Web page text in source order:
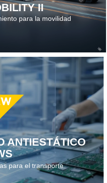
II
para la movilidad
ANTIESTÁTICO
para el transporte
· 2026